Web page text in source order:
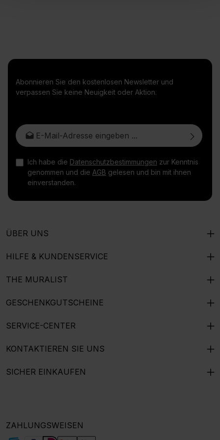
Abonnieren Sie den kostenlosen Newsletter und
verpassen Sie keine Neuigkeit oder Aktion.
E-Mail-Adresse*
Ich habe die Datenschutzbestimmungen zur Kenntnis
genommen und die AGB gelesen und bin mit ihnen
einverstanden.
ÜBER UNS
HILFE & KUNDENSERVICE
THE MURALIST
GESCHENKGUTSCHEINE
SERVICE-CENTER
KONTAKTIEREN SIE UNS
SICHER EINKAUFEN
ZAHLUNGSWEISEN